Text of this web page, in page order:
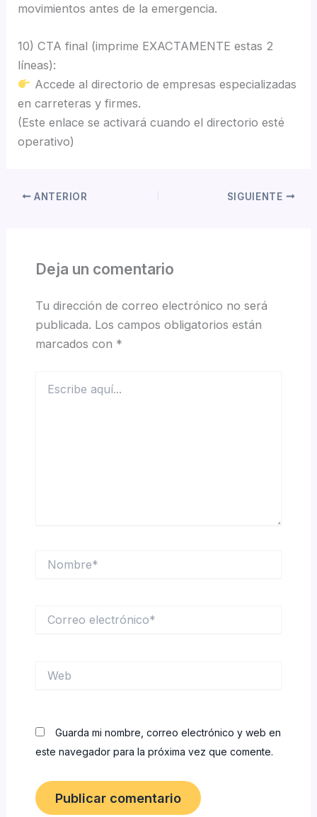
movimientos antes de la emergencia.
10) CTA final (imprime EXACTAMENTE estas 2
líneas):
Accede al directorio de empresas especializadas
en carreteras y firmes.
(Este enlace se activará cuando el directorio esté
operativo)
ANTERIOR SIGUIENTE
Deja un comentario
Tu dirección de correo electrónico no será
publicada. Los campos obligatorios están
marcados con *
aquí...
electrónico*
Guarda mi nombre, correo electrónico y web en
este navegador para la próxima vez que comente.